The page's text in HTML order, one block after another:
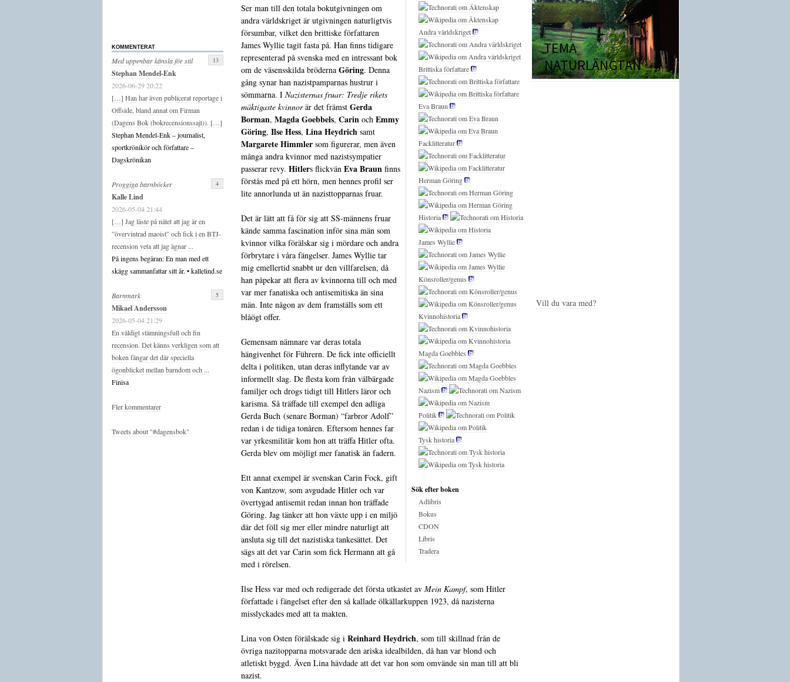
Andra världskriget
Brittiska författare
Eva Braun
Facklitteratur
Herman Göring
Historia
James Wyllie
Könsroller/genus
Kvinnohistoria
Magda Goebbles
Nazism
Politik
Tysk historia
Sök efter boken
Adlibris
Bokus
CDON
Libris
Tradera
Ser man till den totala bokutgivningen om
andra världskriget är utgivningen naturligtvis
försumbar, vilket den brittiske författaren
James Wyllie tagit fasta på. Han finns tidigare
representerad på svenska med en intressant bok
om de väsensskilda bröderna Göring. Denna
gång synar han nazistpamparnas hustrur i
sömmarna. I Nazisternas fruar: Tredje rikets
mäktigaste kvinnorär det främst Gerda
Borman, Magda Goebbels, Carin och Emmy
Göring, Ilse Hess, Lina Heydrich samt
Margarete Himmler som figurerar, men även
många andra kvinnor med nazistsympatier
passerar revy. Hitlers flickvän Eva Braun finns
förstås med på ett hörn, men hennes profil ser
lite annorlunda ut än nazisttopparnas fruar.
Det är lätt att få för sig att SS-männens fruar
kände samma fascination inför sina män som
kvinnor vilka förälskar sig i mördare och andra
förbrytare i våra fängelser. James Wyllie tar
mig emellertid snabbt ur den villfarelsen, då
han påpekar att flera av kvinnorna till och med
var mer fanatiska och antisemitiska än sina
män. Inte någon av dem framställs som ett
blåögt offer.
Gemensam nämnare var deras totala
hängivenhet för Führern. De fick inte officiellt
delta i politiken, utan deras inflytande var av
informellt slag. De flesta kom från välbärgade
familjer och drogs tidigt till Hitlers läror och
karisma. Så träffade till exempel den adliga
Gerda Buch (senare Borman) “farbror Adolf”
redan i de tidiga tonåren. Eftersom hennes far
var yrkesmilitär kom hon att träffa Hitler ofta.
Gerda blev om möjligt mer fanatisk än fadern.
Ett annat exempel är svenskan Carin Fock, gift
von Kantzow, som avgudade Hitler och var
övertygad antisemit redan innan hon träffade
Göring. Jag tänker att hon växte upp i en miljö
där det föll sig mer eller mindre naturligt att
ansluta sig till det nazistiska tankesättet. Det
sägs att det var Carin som fick Hermann att gå
med i rörelsen.
Ilse Hess var med och redigerade det första utkastet av Mein Kampf, som Hitler
författade i fängelset efter den så kallade ölkällarkuppen 1923, då nazisterna
misslyckades med att ta makten.
Lina von Osten förälskade sig i Reinhard Heydrich, som till skillnad från de
övriga nazitopparna motsvarade den ariska idealbilden, då han var blond och
atletiskt byggd. Även Lina hävdade att det var hon som omvände sin man till att bli
nazist.
KOMMENTERAT
Med uppenbar känsla för stil
Stephan Mendel-Enk
2026-06-29 20:22
[…] Han har även publicerat reportage i
Offside, bland annat om Firman
(Dagens Bok (bokrecensionssajt)). […]
Stephan Mendel-Enk – journalist,
sportkrönikör och författare –
Dagskrönikan
13
Proggiga barnböcker
Kalle Lind
2026-05-04 21:44
[…] Jag läste på nätet att jag är en
”övervintrad maoist” och fick i en BTJ-
recension veta att jag ägnar ...
På ingens begäran: En man med ett
skägg sammanfattar sitt år. • kallelind.se
4
Barnmark
Mikael Andersson
2026-05-04 21:29
En väldigt stämningsfull och fin
recension. Det känns verkligen som att
boken fångar det där speciella
ögonblicket mellan barndom och ...
Finisa
5
Fler kommentarer
Tweets about "#dagensbok"
Vill du vara med?